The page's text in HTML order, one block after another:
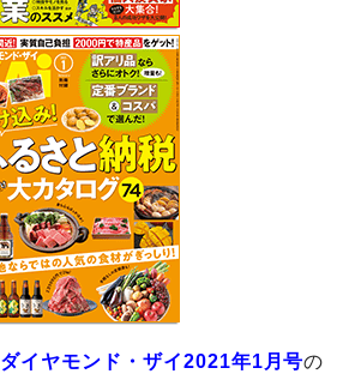
ダイヤモンド・ザイ2021年1月号の